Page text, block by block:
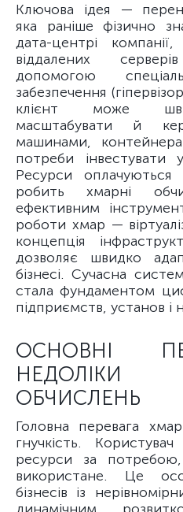
Ключова ідея —
яка раніше фізично
дата-центрі
віддалених
допомогою
забезпечення
клієнт може
масштабувати й
машинами,
потреби інвестувати
Ресурси
робить хмарні
ефективним
роботи хмар —
концепція
дозволяє швидко
бізнесі. Сучасна
стала фундаментом
підприємств, установ і
ОСНОВНІ
ОБЧИСЛЕНЬ
Головна перевага
гнучкість.
ресурси за
використане. Це
бізнесів із